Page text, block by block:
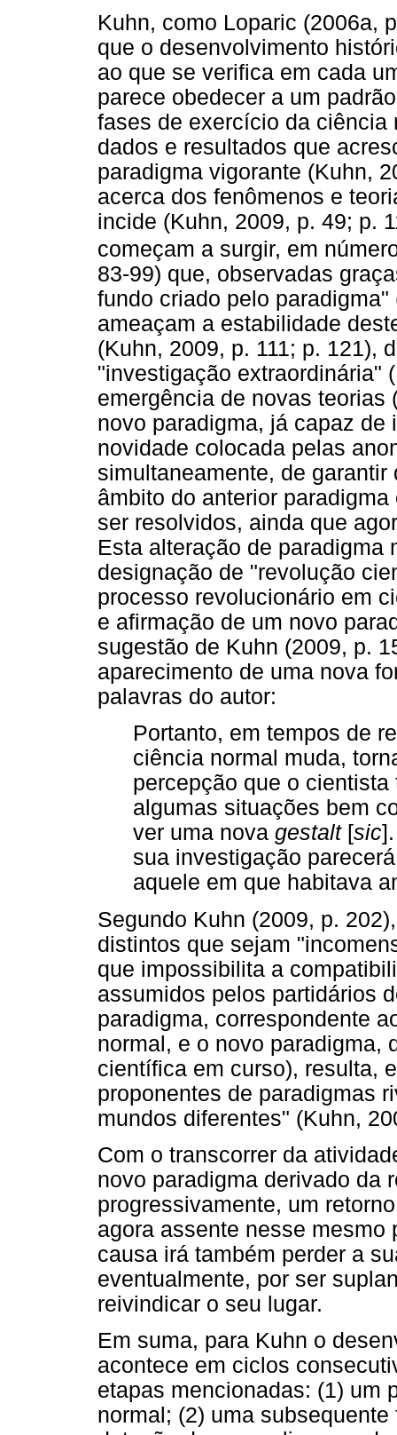
Kuhn, como Loparic (2006a,
que o desenvolvimento
ao que se verifica em cada
parece obedecer a um
fases de exercício da ciência
dados e resultados que
paradigma vigorante (Kuhn,
acerca dos fenômenos e
incide (Kuhn, 2009, p. 49; p.
começam a surgir, em
83-99) que, observadas
fundo criado pelo
ameaçam a estabilidade
(Kuhn, 2009, p. 111; p. 121),
"investigação extraordinária"
emergência de novas teorias
novo paradigma, já capaz
novidade colocada pelas
simultaneamente, de
âmbito do anterior
ser resolvidos, ainda que
Esta alteração de paradigma
designação de "revolução
processo revolucionário em
e afirmação de um novo
sugestão de Kuhn (2009, p.
aparecimento de uma nova
palavras do autor:
Portanto, em tempos de
ciência normal muda,
percepção que o
algumas situações bem
ver uma nova gestalt[sic
sua investigação
aquele em que habitava
Segundo Kuhn (2009, p.
distintos que sejam
que impossibilita a
assumidos pelos partidários
paradigma, correspondente
normal, e o novo paradigma,
científica em curso), resulta,
proponentes de paradigmas
mundos diferentes" (Kuhn,
Com o transcorrer da
novo paradigma derivado da
progressivamente, um
agora assente nesse mesmo
causa irá também perder a
eventualmente, por ser
reivindicar o seu lugar.
Em suma, para Kuhn o
acontece em ciclos
etapas mencionadas: (1) um
normal; (2) uma